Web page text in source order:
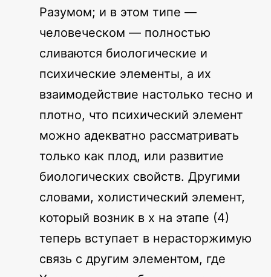
Разумом; и в этом типе —
человеческом — полностью
сливаются биологические и
психические элементы, а их
взаимодействие настолько тесно и
плотно, что психический элемент
можно адекватно рассматривать
только как плод, или развитие
биологических свойств. Другими
словами, холистический элемент,
который возник в x на этапе (4)
теперь вступает в нерасторжимую
связь с другим элементом, где